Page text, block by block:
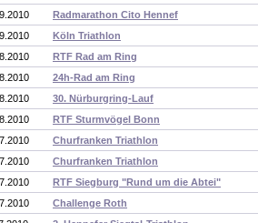
Radmarathon Cito Hennef
Köln Triathlon
RTF Rad am Ring
24h-Rad am Ring
30. Nürburgring-Lauf
RTF Sturmvögel Bonn
Churfranken Triathlon
Churfranken Triathlon
RTF Siegburg "Rund um die Abtei"
Challenge Roth